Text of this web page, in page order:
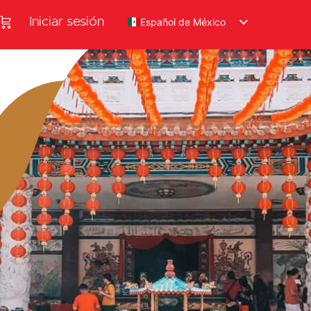
Iniciar sesión Español de México